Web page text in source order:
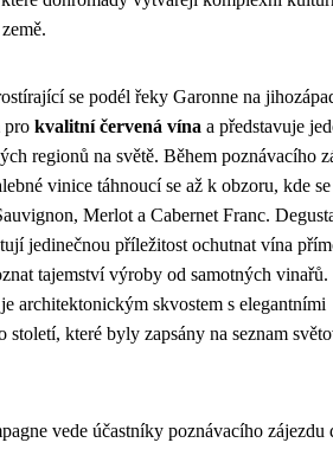
se podél řeky Garonne na
pro kvalitní červená vína a představuje
regionů na světě. Během poznávacího
vinice táhnoucí se až k obzoru, kde
Merlot a Cabernet Franc.
jedinečnou příležitost ochutnat vína
tajemství výroby od samotných vinařů.
architektonickým skvostem s elegantními
století, které byly zapsány na seznam
vede účastníky poznávacího zájezdu